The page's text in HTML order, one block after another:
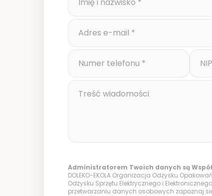
Administratorem Twoich danych są
DOLEKO-EKOLA Organizacja Odzysku
Odzysku Sprzętu Elektrycznego i
przetwarzaniu danych osobowych zapoznaj